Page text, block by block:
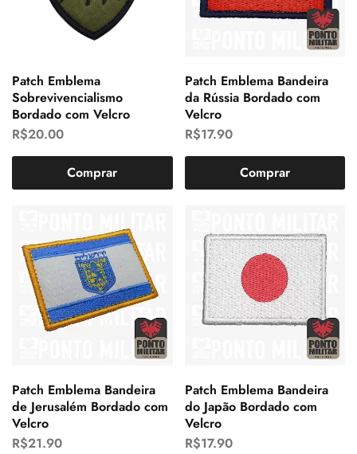
Patch Emblema
Sobrevivencialismo
Bordado com Velcro
R$20.00
Comprar
Patch Emblema Bandeira
da Rússia Bordado com
Velcro
R$17.90
Comprar
Patch Emblema Bandeira
de Jerusalém Bordado com
Velcro
R$21.90
Patch Emblema Bandeira
do Japão Bordado com
Velcro
R$17.90